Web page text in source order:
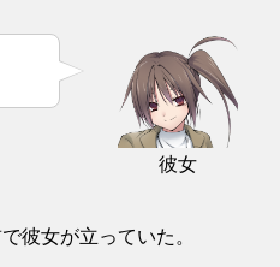
彼女
彼女が立っていた。